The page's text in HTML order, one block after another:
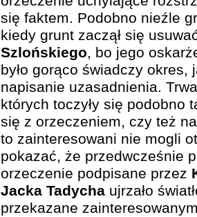
się faktem. Podobno nieźle
kiedy grunt zaczął się
Szlońskiego, bo jego
było gorąco świadczy okres,
napisanie uzasadnienia.
których toczyły się podobno
się z orzeczeniem, czy też
to zainteresowani nie mogli
pokazać, że przedwcześnie
orzeczenie podpisane przez
Jacka Tadycha ujrzało
przekazane